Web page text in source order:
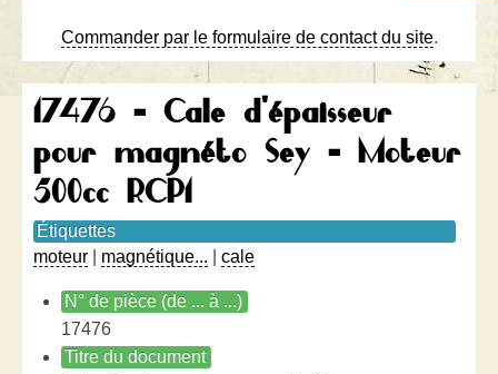
Commander par le formulaire de contact du site.
17476 - Cale d'épaisseur
pour magnéto Sey - Moteur
500cc RCP1
Étiquettes
moteur
magnétique... cale
N° de pièce (de ... à ...)
17476
Titre du document